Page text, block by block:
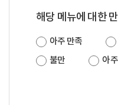
해당 메뉴에 대한
아주 만족
불만
아